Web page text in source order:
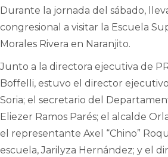
Durante la jornada del sábado,
congresional a visitar la Escuela
Morales Rivera en Naranjito.
Junto a la directora ejecutiva de
Boffelli, estuvo el director
Soria; el secretario del
Eliezer Ramos Parés; el alcalde
el representante Axel “Chino”
escuela, Jarilyza Hernández; y el